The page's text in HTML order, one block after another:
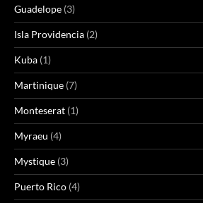
Guadelope (3)
Isla Providencia (2)
Kuba (1)
Martinique (7)
Monteserat (1)
Myraeu (4)
Mystique (3)
Puerto Rico (4)